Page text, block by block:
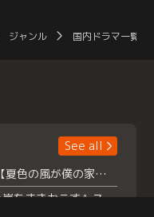
ジャンル 国内ドラマ一覧（
See all
浮所飛貴主演！ 【夏色の風が僕の家にやってきた】 本日よりテラサで独占配信スタート！
『夏色の雲が恋と嵐をまきおこす』スペシャルメイキング 【Part1】2026年７月18日（土）23時30分～配信スタート！話題のシーンの裏側を大公開！豪華キャスト大集合！ 『武宮家 真夏の家族会議』開催！